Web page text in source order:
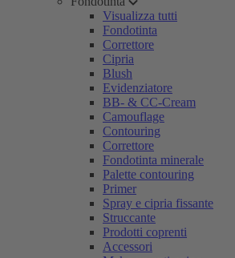
Visualizza tutti
Fondotinta
Correttore
Cipria
Blush
Evidenziatore
BB- & CC-Cream
Camouflage
Contouring
Correttore
Fondotinta minerale
Palette contouring
Primer
Spray e cipria fissante
Struccante
Prodotti coprenti
Accessori